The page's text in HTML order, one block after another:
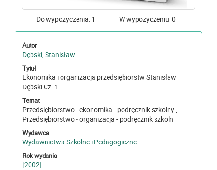
Do wypożyczenia: 1 W wypożyczeniu: 0
Autor
Dębski, Stanisław
Tytuł
Ekonomika i organizacja przedsiębiorstw Stanisław
Dębski Cz. 1
Temat
Przedsiębiorstwo - ekonomika - podręcznik szkolny ,
Przedsiębiorstwo - organizacja - podręcznik szkoln
Wydawca
Wydawnictwa Szkolne i Pedagogiczne
Rok wydania
[2002]